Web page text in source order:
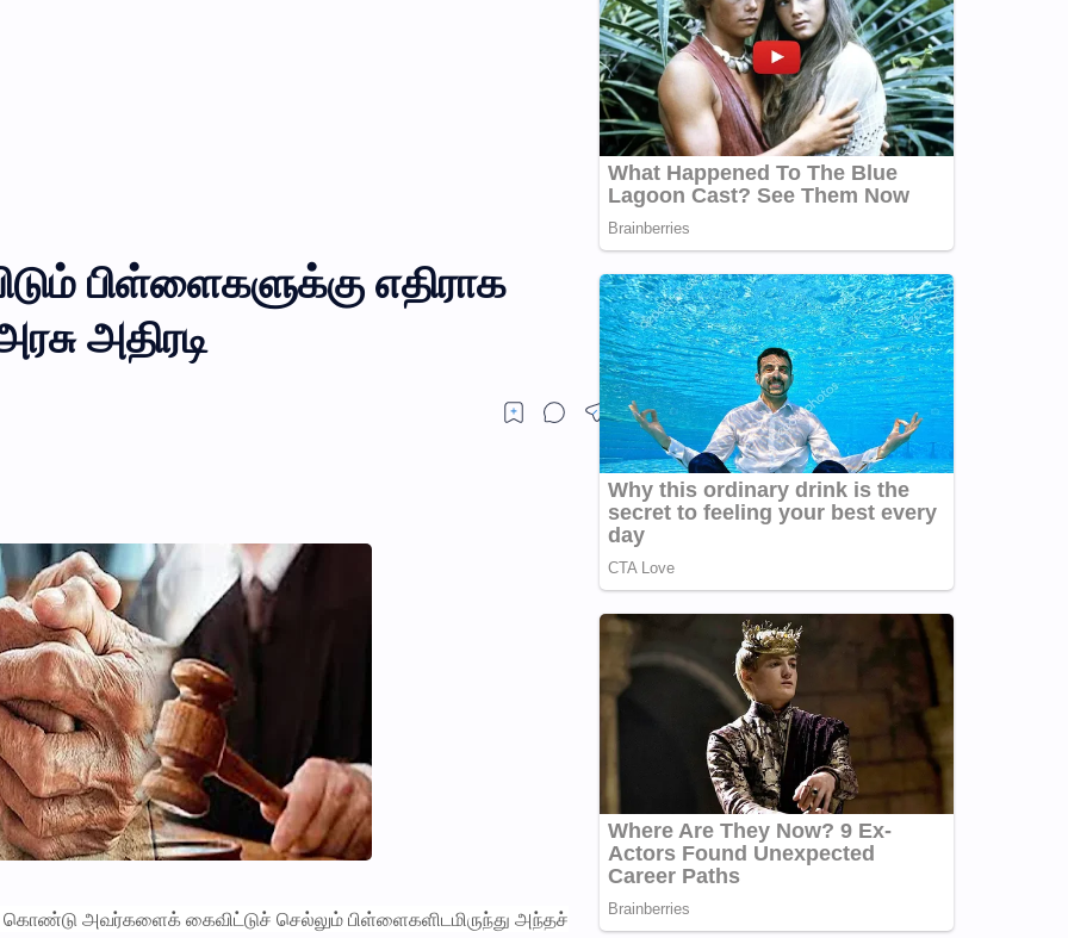
பிள்ளைகளுக்கு எதிராக
அதிரடி
அவர்களைக் கைவிட்டுச் செல்லும் பிள்ளைகளிடமிருந்து அந்தச்